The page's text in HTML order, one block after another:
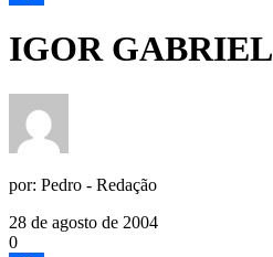
IGOR GABRIEL
por: Pedro - Redação
28 de agosto de 2004
0